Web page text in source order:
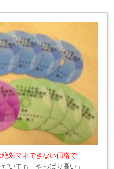
対マネできない価格で
いても「やっぱり高い」